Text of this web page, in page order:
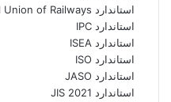
استاندارد International Union of Railways
استاندارد IPC
استاندارد ISEA
استاندارد ISO
استاندارد JASO
استاندارد JIS 2021